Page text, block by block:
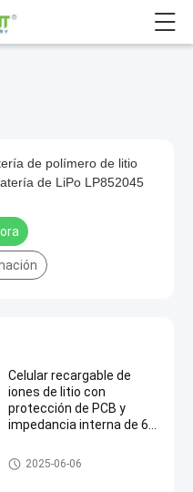
de polímero de litio
de LiPo LP852045
Celular recargable de
iones de litio con
protección de PCB y
impedancia interna de 60
Batería de poliéster de litio
2025-06-06